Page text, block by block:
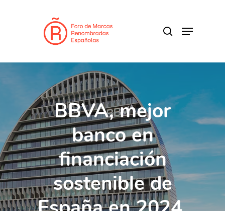
Menu
BBVA, mejor
banco en
financiación
sostenible de